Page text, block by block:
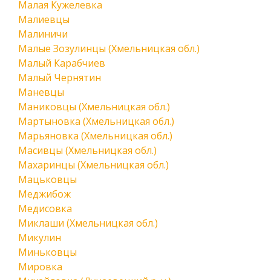
Малая Кужелевка
Малиевцы
Малиничи
Малые Зозулинцы (Хмельницкая обл.)
Малый Карабчиев
Малый Чернятин
Маневцы
Маниковцы (Хмельницкая обл.)
Мартыновка (Хмельницкая обл.)
Марьяновка (Хмельницкая обл.)
Масивцы (Хмельницкая обл.)
Махаринцы (Хмельницкая обл.)
Мацьковцы
Меджибож
Медисовка
Миклаши (Хмельницкая обл.)
Микулин
Миньковцы
Мировка